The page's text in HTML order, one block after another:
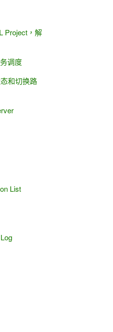
Project，解
调度
和切换路
List